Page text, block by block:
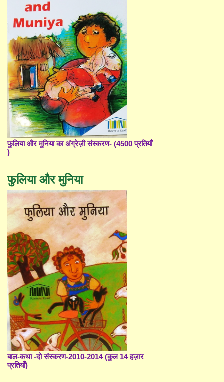
फुलिया और मुनिया का अंग्रेज़ी संस्करण- (4500 प्रतियाँ
)
फुलिया और मुनिया
बाल-कथा -दो संस्करण-2010-2014 (कुल 14 हज़ार
प्रतियाँ)